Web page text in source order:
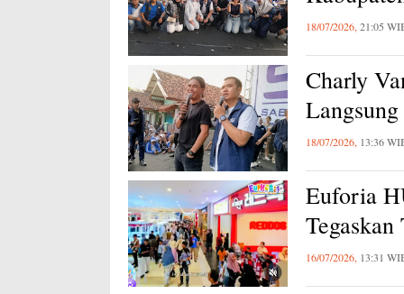
18/07/2026, 21:05
Charly
18/07/2026, 13:36
Euforia
16/07/2026, 13:31